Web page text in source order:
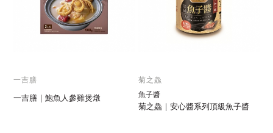
一吉膳
一吉膳｜鮑魚人參雞煲燉
菊之鱻
魚子醬
菊之鱻｜安心醬系列頂級魚子醬